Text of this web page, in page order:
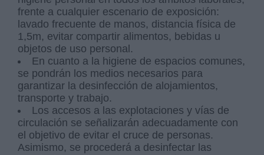
frente a cualquier escenario de exposición:
lavado frecuente de manos, distancia física de
1,5m, evitar compartir alimentos, bebidas u
objetos de uso personal.
En cuanto a la higiene de espacios comunes,
se pondrán los medios necesarios para
garantizar la desinfección de alojamientos,
transporte y trabajo.
Los accesos a las explotaciones y vías de
circulación se señalizarán adecuadamente con
el objetivo de evitar el cruce de personas.
Asimismo, se procederá a desinfectar las